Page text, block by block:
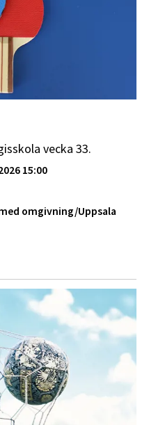
vecka 33.
15:00
omgivning/Uppsala